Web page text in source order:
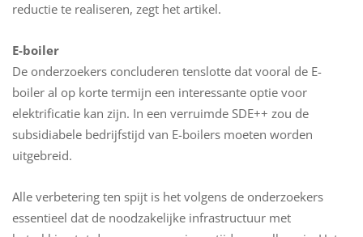
reductie te realiseren, zegt het artikel.
E-boiler
De onderzoekers concluderen tenslotte dat vooral de E-
boiler al op korte termijn een interessante optie voor
elektrificatie kan zijn. In een verruimde SDE++ zou de
subsidiabele bedrijfstijd van E-boilers moeten worden
uitgebreid.
Alle verbetering ten spijt is het volgens de onderzoekers
essentieel dat de noodzakelijke infrastructuur met